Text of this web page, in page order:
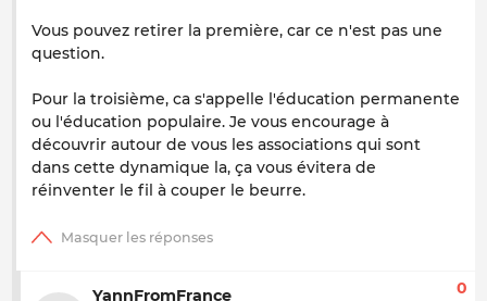
Vous pouvez retirer la première, car ce n'est pas une
question.
Pour la troisième, ca s'appelle l'éducation permanente
ou l'éducation populaire. Je vous encourage à
découvrir autour de vous les associations qui sont
dans cette dynamique la, ça vous évitera de
réinventer le fil à couper le beurre.
YannFromFrance 0